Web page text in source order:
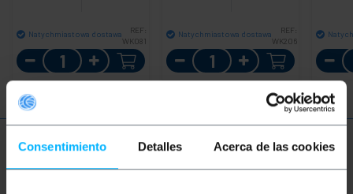
Consentimiento Detalles Acerca de las cookies
Natychmiastowa dostawa
REF:
WK081
Ilość
Natychmiastowa dostawa
REF:
WK206
Ilość
Więcej informacji